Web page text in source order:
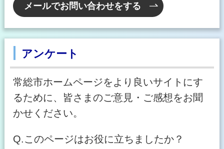
メールでお問い合わせをする
アンケート
常総市ホームページをより良いサイトにす
るために、皆さまのご意見・ご感想をお聞
かせください。
Q.このページはお役に立ちましたか？